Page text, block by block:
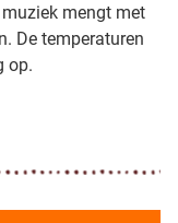
mengt met
De temperaturen
op.